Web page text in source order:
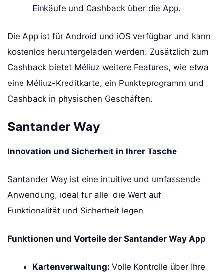
Einkäufe und Cashback über die App.
Die App ist für Android und iOS verfügbar und kann
kostenlos heruntergeladen werden. Zusätzlich zum
Cashback bietet Méliuz weitere Features, wie etwa
eine Méliuz-Kreditkarte, ein Punkteprogramm und
Cashback in physischen Geschäften.
Santander Way
Innovation und Sicherheit in Ihrer Tasche
Santander Way ist eine intuitive und umfassende
Anwendung, ideal für alle, die Wert auf
Funktionalität und Sicherheit legen.
Funktionen und Vorteile der Santander Way App
Kartenverwaltung: Volle Kontrolle über Ihre